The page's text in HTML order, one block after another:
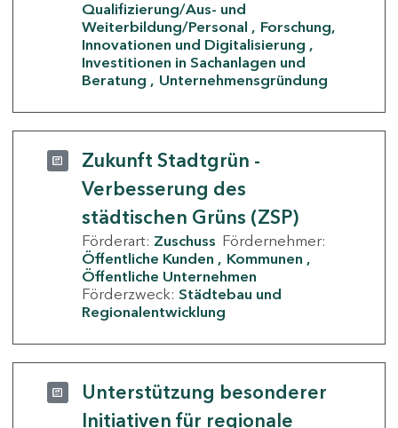
Qualifizierung/Aus- und
Weiterbildung/Personal
Forschung,
Innovationen und Digitalisierung
Investitionen in Sachanlagen und
Beratung
Unternehmensgründung
Zukunft Stadtgrün -
Verbesserung des
städtischen Grüns (ZSP)
Förderart: Zuschuss Fördernehmer:
Öffentliche Kunden
Kommunen
Öffentliche Unternehmen
Förderzweck: Städtebau und
Regionalentwicklung
Unterstützung besonderer
Initiativen für regionale